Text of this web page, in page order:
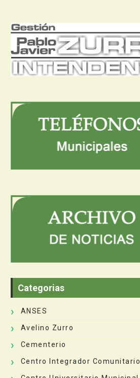
Categorias
ANSES
Avelino Zurro
Cementerio
Centro Integrador Comunitario